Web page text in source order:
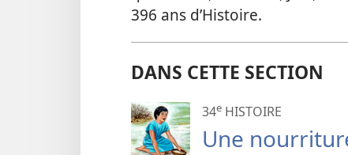
396 ans d’Histoire.
DANS CETTE SECTION
34e HISTOIRE
Une